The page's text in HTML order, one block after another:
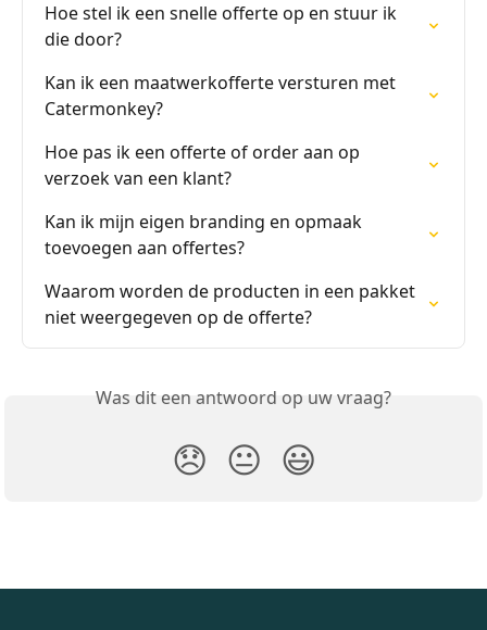
Hoe stel ik een snelle offerte op en stuur ik
die door?
Kan ik een maatwerkofferte versturen met
Catermonkey?
Hoe pas ik een offerte of order aan op
verzoek van een klant?
Kan ik mijn eigen branding en opmaak
toevoegen aan offertes?
Waarom worden de producten in een pakket
niet weergegeven op de offerte?
Was dit een antwoord op uw vraag?
😞 😐 😃